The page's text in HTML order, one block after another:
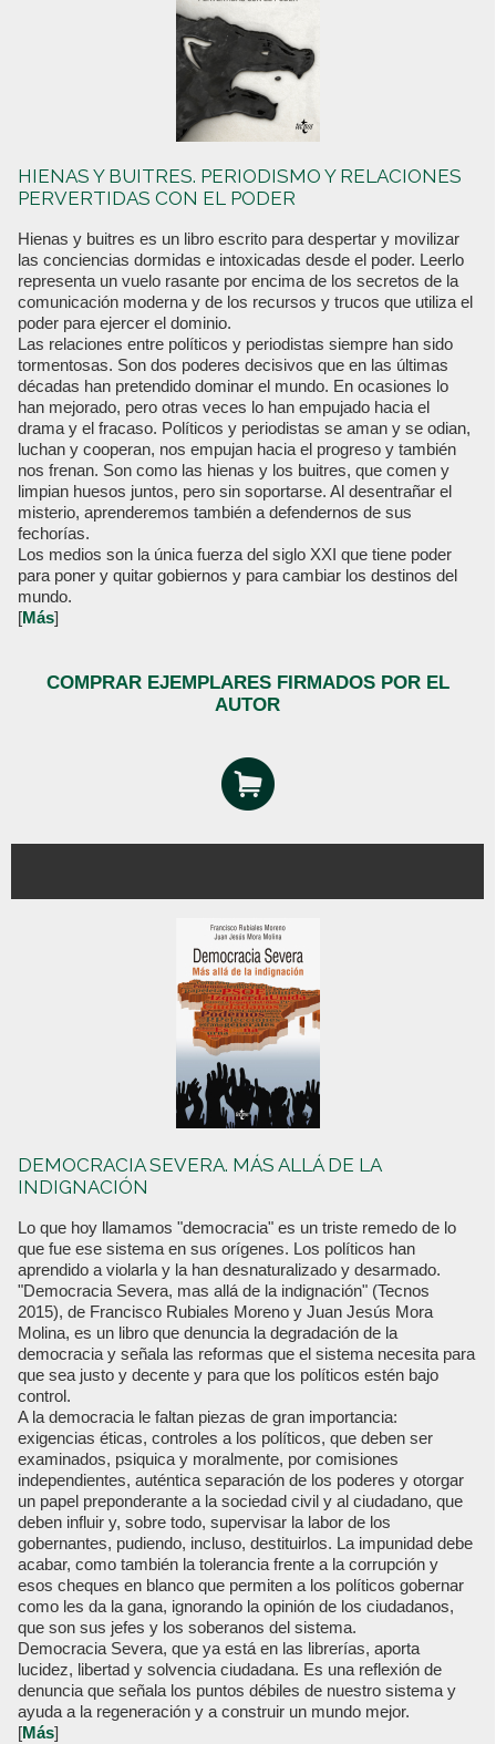
HIENAS Y BUITRES. PERIODISMO Y RELACIONES
PERVERTIDAS CON EL PODER
Hienas y buitres es un libro escrito para despertar y movilizar
las conciencias dormidas e intoxicadas desde el poder. Leerlo
representa un vuelo rasante por encima de los secretos de la
comunicación moderna y de los recursos y trucos que utiliza el
poder para ejercer el dominio.
Las relaciones entre políticos y periodistas siempre han sido
tormentosas. Son dos poderes decisivos que en las últimas
décadas han pretendido dominar el mundo. En ocasiones lo
han mejorado, pero otras veces lo han empujado hacia el
drama y el fracaso. Políticos y periodistas se aman y se odian,
luchan y cooperan, nos empujan hacia el progreso y también
nos frenan. Son como las hienas y los buitres, que comen y
limpian huesos juntos, pero sin soportarse. Al desentrañar el
misterio, aprenderemos también a defendernos de sus
fechorías.
Los medios son la única fuerza del siglo XXI que tiene poder
para poner y quitar gobiernos y para cambiar los destinos del
mundo.
[Más]
COMPRAR EJEMPLARES FIRMADOS POR EL
AUTOR
DEMOCRACIA SEVERA. MÁS ALLÁ DE LA
INDIGNACIÓN
Lo que hoy llamamos "democracia" es un triste remedo de lo
que fue ese sistema en sus orígenes. Los políticos han
aprendido a violarla y la han desnaturalizado y desarmado.
"Democracia Severa, mas allá de la indignación" (Tecnos
2015), de Francisco Rubiales Moreno y Juan Jesús Mora
Molina, es un libro que denuncia la degradación de la
democracia y señala las reformas que el sistema necesita para
que sea justo y decente y para que los políticos estén bajo
control.
A la democracia le faltan piezas de gran importancia:
exigencias éticas, controles a los políticos, que deben ser
examinados, psiquica y moralmente, por comisiones
independientes, auténtica separación de los poderes y otorgar
un papel preponderante a la sociedad civil y al ciudadano, que
deben influir y, sobre todo, supervisar la labor de los
gobernantes, pudiendo, incluso, destituirlos. La impunidad debe
acabar, como también la tolerancia frente a la corrupción y
esos cheques en blanco que permiten a los políticos gobernar
como les da la gana, ignorando la opinión de los ciudadanos,
que son sus jefes y los soberanos del sistema.
Democracia Severa, que ya está en las librerías, aporta
lucidez, libertad y solvencia ciudadana. Es una reflexión de
denuncia que señala los puntos débiles de nuestro sistema y
ayuda a la regeneración y a construir un mundo mejor.
[Más]